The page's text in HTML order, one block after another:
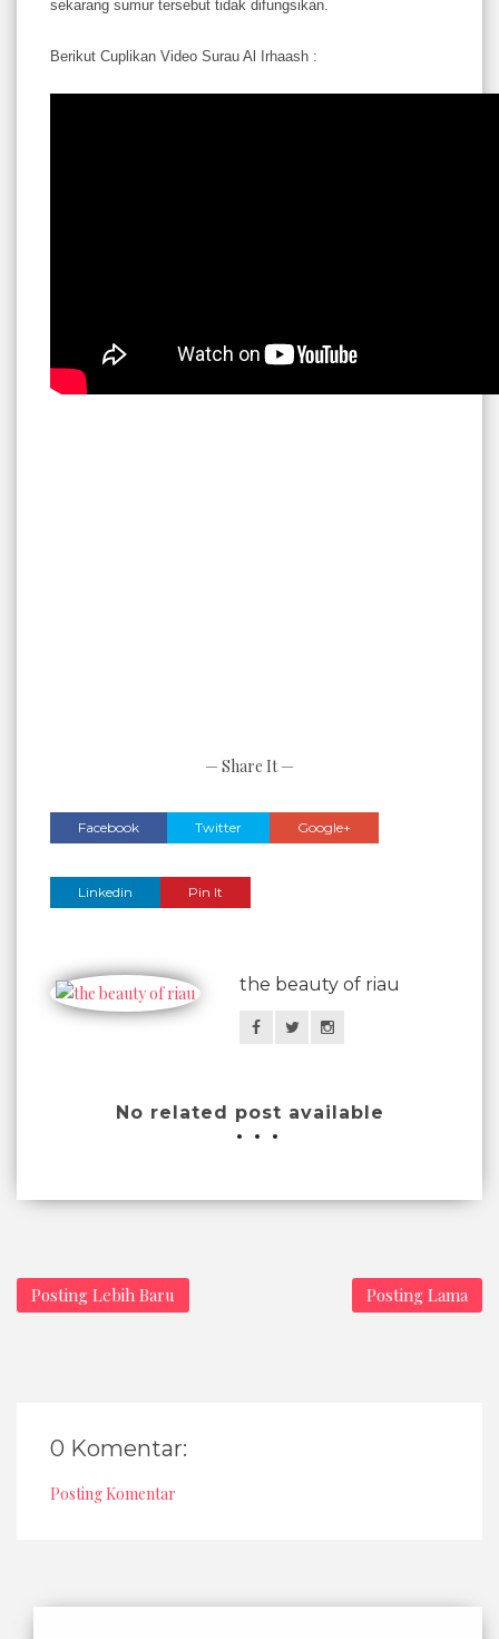
sekarang sumur tersebut tidak difungsikan.
Berikut Cuplikan Video Surau Al Irhaash :
— Share It —
Facebook Twitter Google+
Linkedin Pin It
the beauty of riau
No related post available
Posting Lebih Baru Posting Lama
0 Komentar:
Posting Komentar